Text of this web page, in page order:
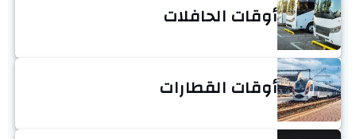
أوقات الحافلات
أوقات القطارات